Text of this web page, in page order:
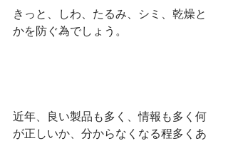
きっと、しわ、たるみ、シミ、乾燥と
かを防ぐ為でしょう。
近年、良い製品も多く、情報も多く何
が正しいか、分からなくなる程多くあ